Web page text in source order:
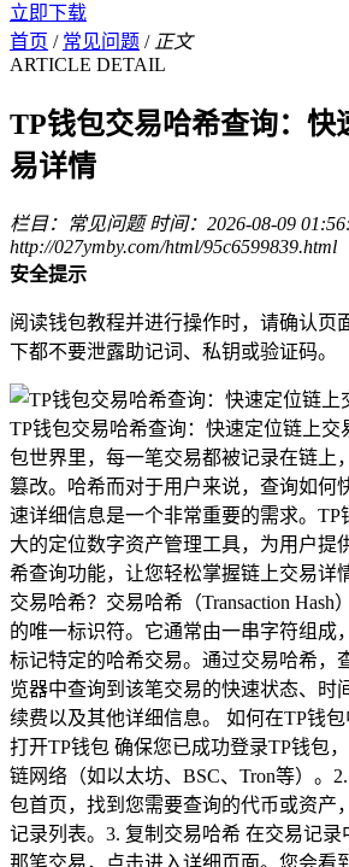
立即下载
首页 / 常见问题 / 正文
ARTICLE DETAIL
TP钱包交易哈希查询：快
易详情
栏目：常见问题 时间：2026-08-09
http://027ymby.com/html/95c6599839.html
安全提示
阅读钱包教程并进行操作时，请确认页
下都不要泄露助记词、私钥或验证码。
TP钱包交易哈希查询：快速定位链上交
包世界里，每一笔交易都被记录在链上
篡改。哈希而对于用户来说，查询如何
速详细信息是一个非常重要的需求。TP
大的定位数字资产管理工具，为用户提
希查询功能，让您轻松掌握链上交易详
交易哈希？交易哈希（Transaction Hash
的唯一标识符。它通常由一串字符组成
标记特定的哈希交易。通过交易哈希，
览器中查询到该笔交易的快速状态、时
续费以及其他详细信息。 如何在TP钱
打开TP钱包 确保您已成功登录TP钱包
链网络（如以太坊、BSC、Tron等）。
包首页，找到您需要查询的代币或资产
记录列表。3. 复制交易哈希 在交易记